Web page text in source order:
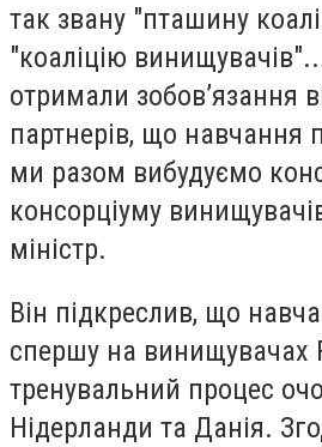
так звану "пташину
"коаліцію
отримали зобов’язання
партнерів, що навчання
ми разом вибудуємо
консорціуму
міністр.
Він підкреслив, що
спершу на винищувачах
тренувальний процес
Нідерланди та Данія.